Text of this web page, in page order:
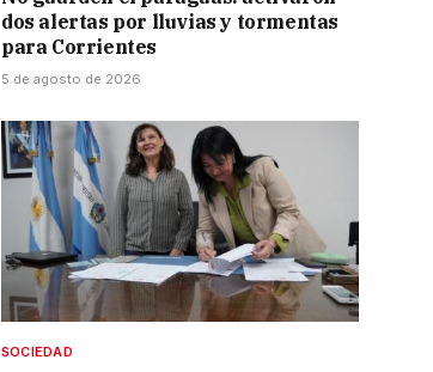
dos alertas por lluvias y tormentas
para Corrientes
5 de agosto de 2026
SOCIEDAD